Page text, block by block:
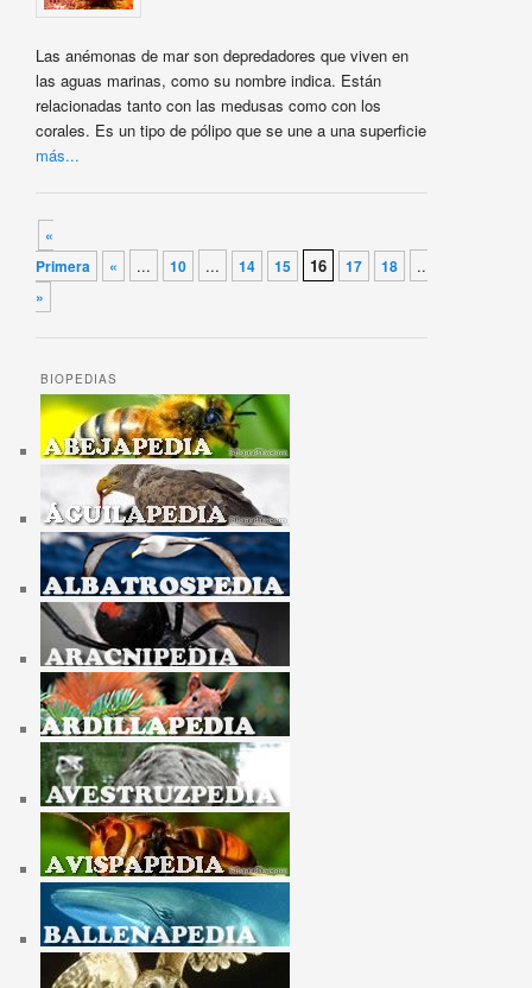
Las anémonas de mar son depredadores que viven en
las aguas marinas, como su nombre indica. Están
relacionadas tanto con las medusas como con los
corales. Es un tipo de pólipo que se une a una superficie
más...
Navegador de artículos
«
Primera
« ... 10 ... 14 15 16 17 18 ...
»
BIOPEDIAS